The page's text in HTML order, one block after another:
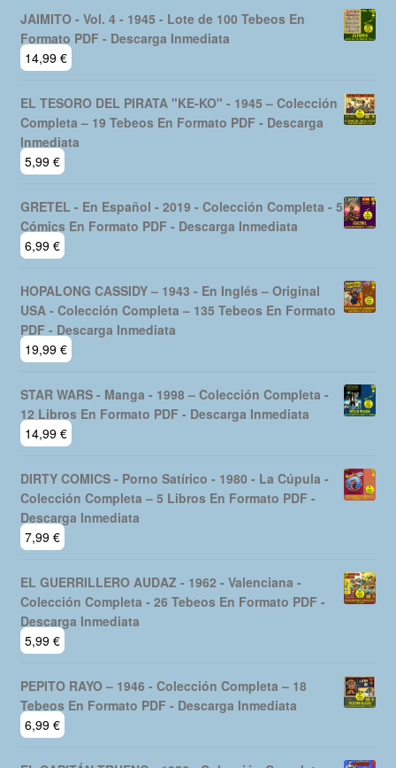
JAIMITO - Vol. 4 - 1945 - Lote de 100 Tebeos En
Formato PDF - Descarga Inmediata
14,99 €
EL TESORO DEL PIRATA "KE-KO" - 1945 – Colección
Completa – 19 Tebeos En Formato PDF - Descarga
Inmediata
5,99 €
GRETEL - En Español - 2019 - Colección Completa - 5
Cómics En Formato PDF - Descarga Inmediata
6,99 €
HOPALONG CASSIDY – 1943 - En Inglés – Original
USA - Colección Completa – 135 Tebeos En Formato
PDF - Descarga Inmediata
19,99 €
STAR WARS - Manga - 1998 – Colección Completa -
12 Libros En Formato PDF - Descarga Inmediata
14,99 €
DIRTY COMICS - Porno Satírico - 1980 - La Cúpula -
Colección Completa – 5 Libros En Formato PDF -
Descarga Inmediata
7,99 €
EL GUERRILLERO AUDAZ - 1962 - Valenciana -
Colección Completa - 26 Tebeos En Formato PDF -
Descarga Inmediata
5,99 €
PEPITO RAYO – 1946 - Colección Completa – 18
Tebeos En Formato PDF - Descarga Inmediata
6,99 €